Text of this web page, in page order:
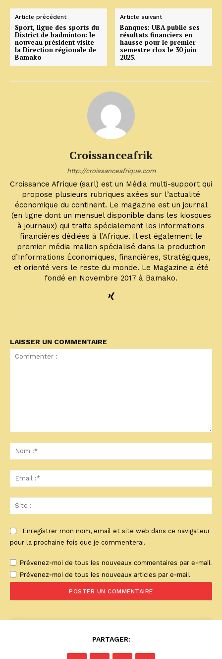
Article précédent
Sport, ligue des sports du
District de badminton: le
nouveau président visite
la Direction régionale de
Bamako
Article suivant
Banques: UBA publie ses
résultats financiers en
hausse pour le premier
semestre clos le 30 juin
2025.
Croissanceafrik
http://croissanceafrique.com
Croissance Afrique (sarl) est un Média multi-support qui
propose plusieurs rubriques axées sur l’actualité
économique du continent. Le magazine est un journal
(en ligne dont un mensuel disponible dans les kiosques
à journaux) qui traite spécialement les informations
financières dédiées à l’Afrique. Il est également le
premier média malien spécialisé dans la production
d’Informations Économiques, financières, Stratégiques,
et orienté vers le reste du monde. Le Magazine a été
fondé en Novembre 2017 à Bamako.
LAISSER UN COMMENTAIRE
:*
:*
:
Enregistrer mon nom, email et site web dans ce navigateur
pour la prochaine fois que je commenterai.
Prévenez-moi de tous les nouveaux commentaires par e-mail.
Prévenez-moi de tous les nouveaux articles par e-mail.
PARTAGER: